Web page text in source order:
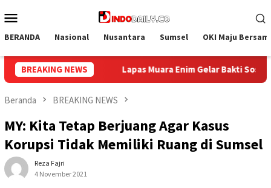
ke
Mobile
BERANDA Nasional Nusantara Sumsel OKI Maju
BREAKING NEWS
Bakti Sosial Donor Darah dalam Rangka Memperingati HUT
Beranda BREAKING NEWS
MY: Kita Tetap Berjuang Agar Kasus
Korupsi Tidak Memiliki Ruang di Sumsel
Reza Fajri
4 November 2021